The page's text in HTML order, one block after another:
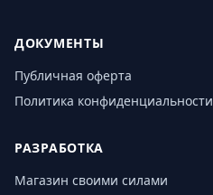
ДОКУМЕНТЫ
Публичная оферта
Политика конфиденциальности
РАЗРАБОТКА
Магазин своими силами